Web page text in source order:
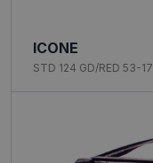
ICONE
STD 124 GD/RED 53-17